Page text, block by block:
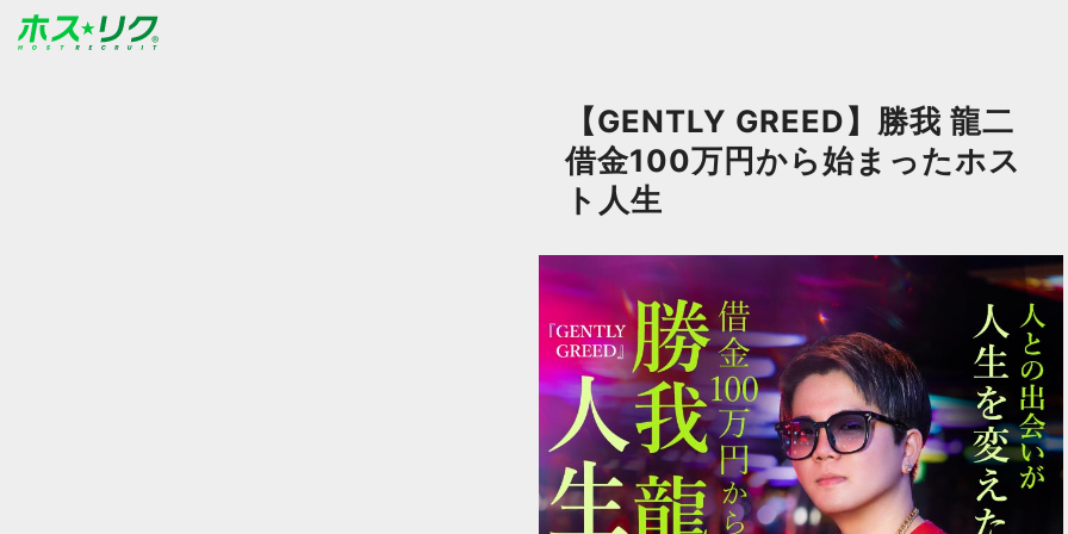
【GENTLY GREED】勝我 龍二
借金100万円から始まったホス
ト人生